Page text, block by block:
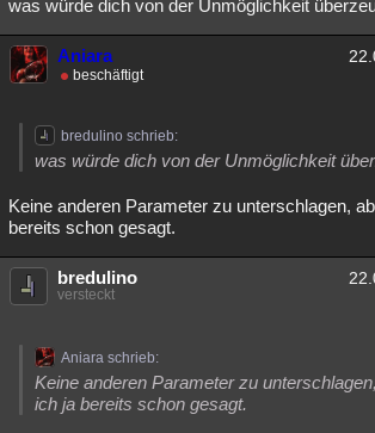
was würde dich von der Unmöglichkeit
Aniara
beschäftigt
bredulino schrieb:
was würde dich von der Unmöglichkeit
Keine anderen Parameter zu unterschlagen,
bereits schon gesagt.
bredulino
versteckt
Aniara schrieb:
Keine anderen Parameter zu
ich ja bereits schon gesagt.